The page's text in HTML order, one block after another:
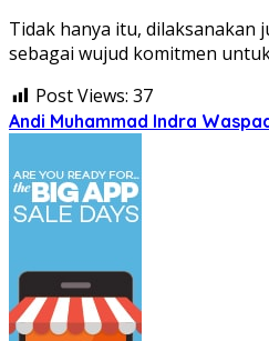
Tidak hanya itu, dilaksanakan
sebagai wujud komitmen
Post Views: 37
Andi Muhammad Indra